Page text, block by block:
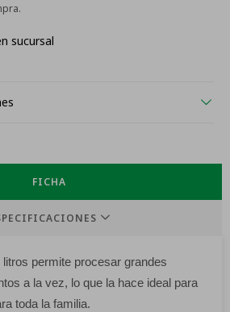
sucursal
FICHA
permite procesar grandes
a la vez, lo que la hace ideal para
toda la familia.